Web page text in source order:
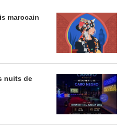
marocain
nuits de